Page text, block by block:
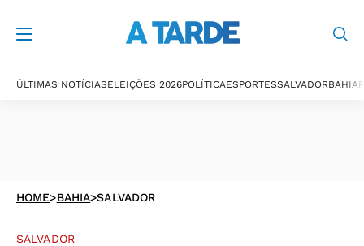
ÚLTIMAS NOTÍCIASELEIÇÕES 2026POLÍTICAESPORTESSALVADORBAHIA
HOME>BAHIA>SALVADOR
SALVADOR